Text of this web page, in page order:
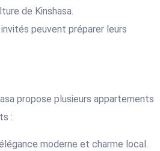
de Kinshasa.
peuvent préparer leurs
propose plusieurs appartements
:
moderne et charme local.